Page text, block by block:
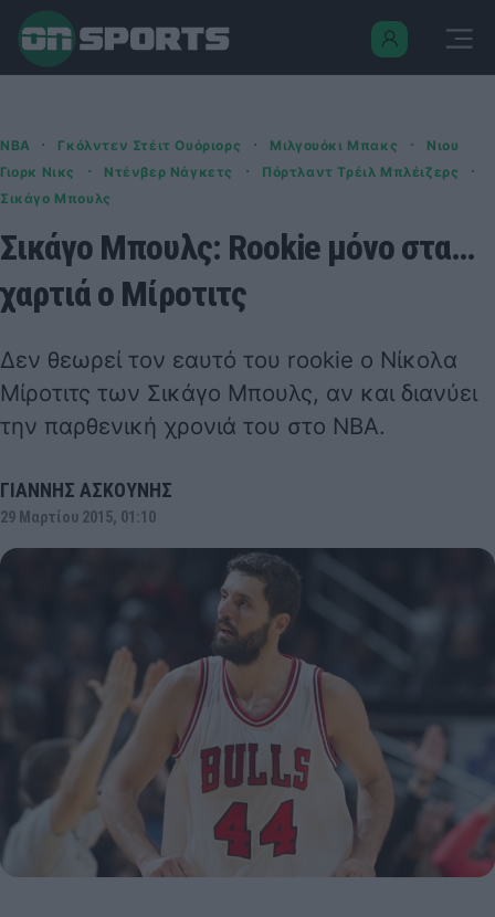
NBA · Γκόλντεν Στέιτ Ουόριορς · Μιλγουόκι Μπακς ·
Νιου
Γιορκ Νικς
· Ντένβερ Νάγκετς · Πόρτλαντ Τρέιλ Μπλέιζερς ·
Σικάγο Μπουλς
Σικάγο Μπουλς: Rookie μόνο στα…
χαρτιά ο Μίροτιτς
Δεν θεωρεί τον εαυτό του rookie o Νίκολα
Μίροτιτς των Σικάγο Μπουλς, αν και διανύει
την παρθενική χρονιά του στο NBA.
ΓΙΑΝΝΗΣ ΑΣΚΟΥΝΗΣ
29 Μαρτίου 2015, 01:10